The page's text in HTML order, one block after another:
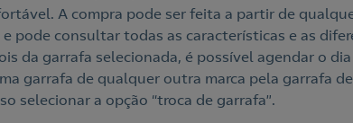
A compra pode ser feita a partir de
pode consultar todas as características e as
da garrafa selecionada, é possível agendar o
garrafa de qualquer outra marca pela garrafa
selecionar a opção “troca de garrafa”.